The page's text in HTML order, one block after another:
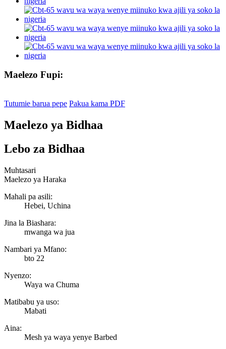
Maelezo Fupi:
Tutumie barua pepe Pakua kama PDF
Maelezo ya Bidhaa
Lebo za Bidhaa
Muhtasari
Maelezo ya Haraka
Mahali pa asili:
Hebei, Uchina
Jina la Biashara:
mwanga wa jua
Nambari ya Mfano:
bto 22
Nyenzo:
Waya wa Chuma
Matibabu ya uso:
Mabati
Aina:
Mesh ya waya yenye Barbed